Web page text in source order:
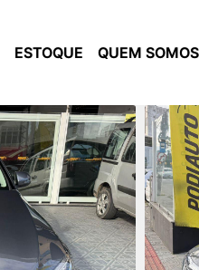
ESTOQUE QUEM SOMOS